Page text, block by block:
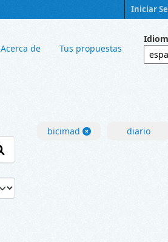
Iniciar
Acerca de Tus propuestas
bicimad diario